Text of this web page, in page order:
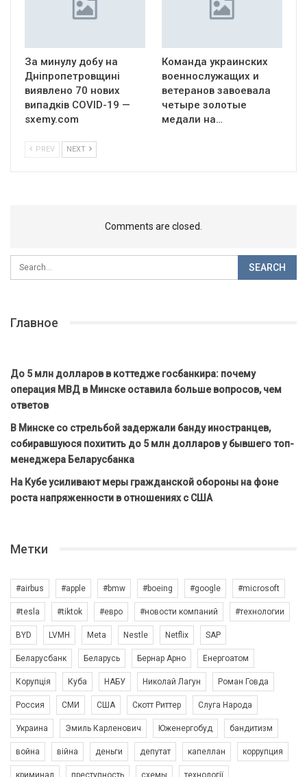
За минулу добу на
Дніпропетровщині
виявлено 70 нових
випадків COVID-19 —
sxemy.com
Команда украинских
военнослужащих и
ветеранов завоевала
четыре золотые
медали на…
PREV NEXT
Comments are closed.
Главное
До 5 млн долларов в коттедже госбанкира: почему
операция МВД в Минске оставила больше вопросов, чем
ответов
В Минске со стрельбой задержали банду иностранцев,
собиравшуюся похитить до 5 млн долларов у бывшего топ-
менеджера Беларусбанка
На Кубе усиливают меры гражданской обороны на фоне
роста напряженности в отношениях с США
Метки
#airbus #apple #bmw #boeing #google #microsoft
#tesla #tiktok #евро #новости компаний #технологии
BYD LVMH Meta Nestle Netflix SAP
Беларусбанк Беларусь Бернар Арно Енергоатом
Корупція Куба НАБУ Николай Лагун Роман Говда
Россия СМИ США Скотт Риттер Слуга Народа
Украина Эмиль Карленович Юженергобуд бандитизм
война війна деньги депутат капеллан коррупция
криминал преступность схемы технології